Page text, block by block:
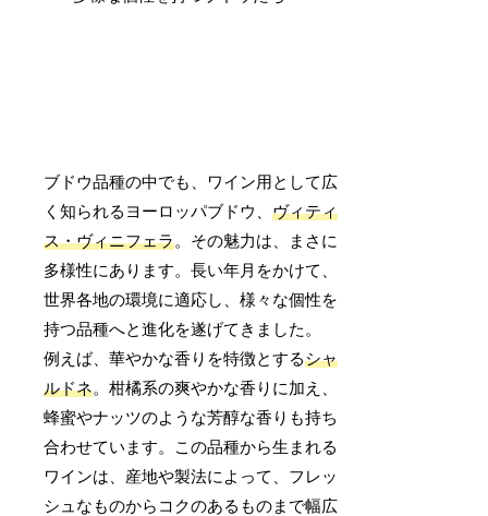
ブドウ品種の中でも、ワイン用として広
く知られるヨーロッパブドウ、ヴィティ
ス・ヴィニフェラ。その魅力は、まさに
多様性にあります。長い年月をかけて、
世界各地の環境に適応し、様々な個性を
持つ品種へと進化を遂げてきました。
例えば、華やかな香りを特徴とするシャ
ルドネ。柑橘系の爽やかな香りに加え、
蜂蜜やナッツのような芳醇な香りも持ち
合わせています。この品種から生まれる
ワインは、産地や製法によって、フレッ
シュなものからコクのあるものまで幅広